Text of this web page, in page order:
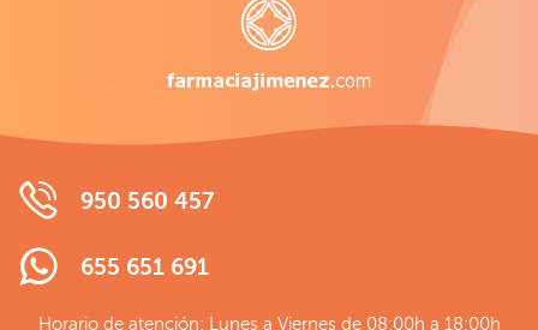
950 560 457
655 651 691
Horario de atención: Lunes a Viernes de 08:00h a 18:00h